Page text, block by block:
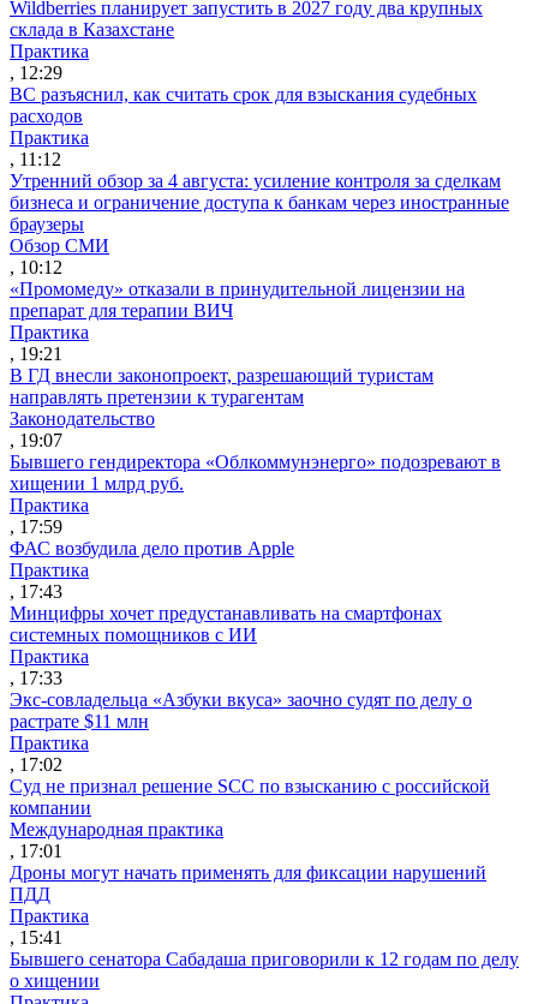
Wildberries планирует запустить в 2027 году два крупных
склада в Казахстане
Практика
, 12:29
ВС разъяснил, как считать срок для взыскания судебных
расходов
Практика
, 11:12
Утренний обзор за 4 августа: усиление контроля за сделкам
бизнеса и ограничение доступа к банкам через иностранные
браузеры
Обзор СМИ
, 10:12
«Промомеду» отказали в принудительной лицензии на
препарат для терапии ВИЧ
Практика
, 19:21
В ГД внесли законопроект, разрешающий туристам
направлять претензии к турагентам
Законодательство
, 19:07
Бывшего гендиректора «Облкоммунэнерго» подозревают в
хищении 1 млрд руб.
Практика
, 17:59
ФАС возбудила дело против Apple
Практика
, 17:43
Минцифры хочет предустанавливать на смартфонах
системных помощников с ИИ
Практика
, 17:33
Экс-совладельца «Азбуки вкуса» заочно судят по делу о
растрате $11 млн
Практика
, 17:02
Суд не признал решение SCC по взысканию с российской
компании
Международная практика
, 17:01
Дроны могут начать применять для фиксации нарушений
ПДД
Практика
, 15:41
Бывшего сенатора Сабадаша приговорили к 12 годам по делу
о хищении